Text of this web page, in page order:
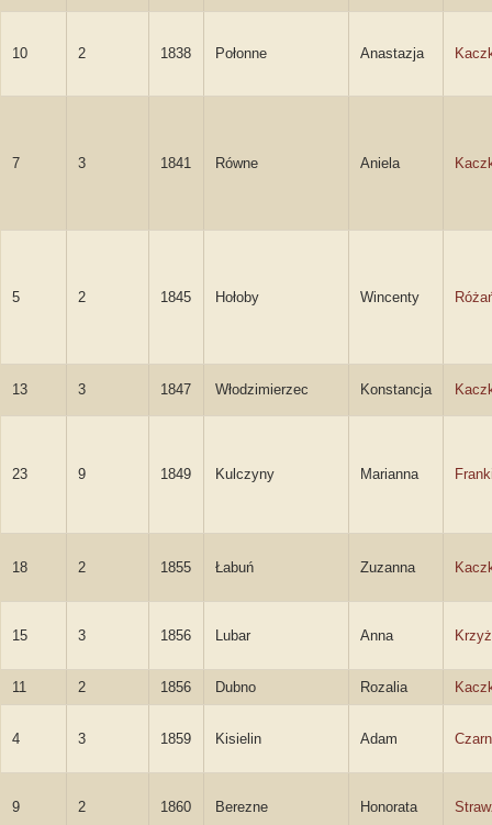
10 2 1838 Połonne Anastazja
7 3 1841 Równe Aniela
5 2 1845 Hołoby Wincenty
13 3 1847 Włodzimierzec Konstancja
23 9 1849 Kulczyny Marianna
18 2 1855 Łabuń Zuzanna
15 3 1856 Lubar Anna
11 2 1856 Dubno Rozalia
4 3 1859 Kisielin Adam
9 2 1860 Berezne Honorata